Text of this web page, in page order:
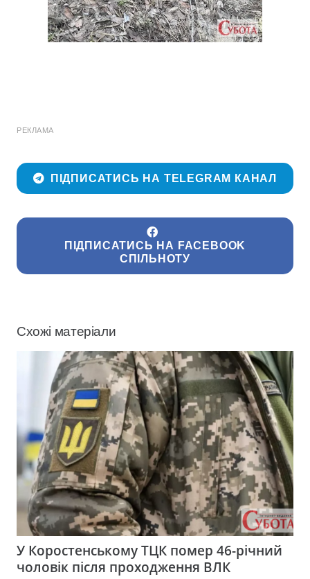
РЕКЛАМА
ПІДПИСАТИСЬ НА TELEGRAM КАНАЛ
ПІДПИСАТИСЬ НА FACEBOOK
СПІЛЬНОТУ
Схожі матеріали
У Коростенському ТЦК помер 46-річний
чоловік після проходження ВЛК